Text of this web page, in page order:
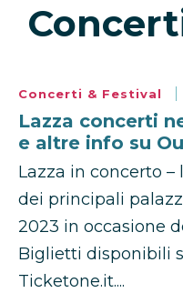
Concerti & Festival
Lazza concerti
e altre info su
Lazza in concerto –
dei principali
2023 in occasione
Biglietti disponibili
Ticketone.it....